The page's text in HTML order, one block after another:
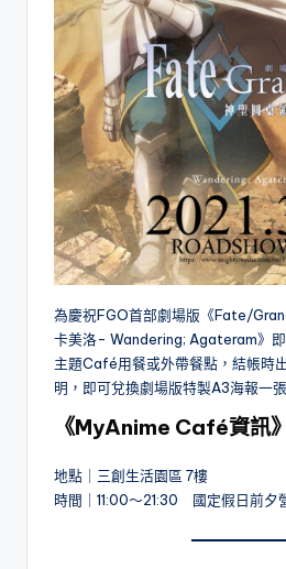
為慶祝FGO首部劇場版《Fate/
卡美洛- Wandering; Agateram》
主題Café用餐或外帶餐點，結帳時
明，即可兌換劇場版特製A3海報一
《MyAnime Café資訊》
地點｜三創生活園區 7樓
時間｜11:00～21:30 國定假日前夕